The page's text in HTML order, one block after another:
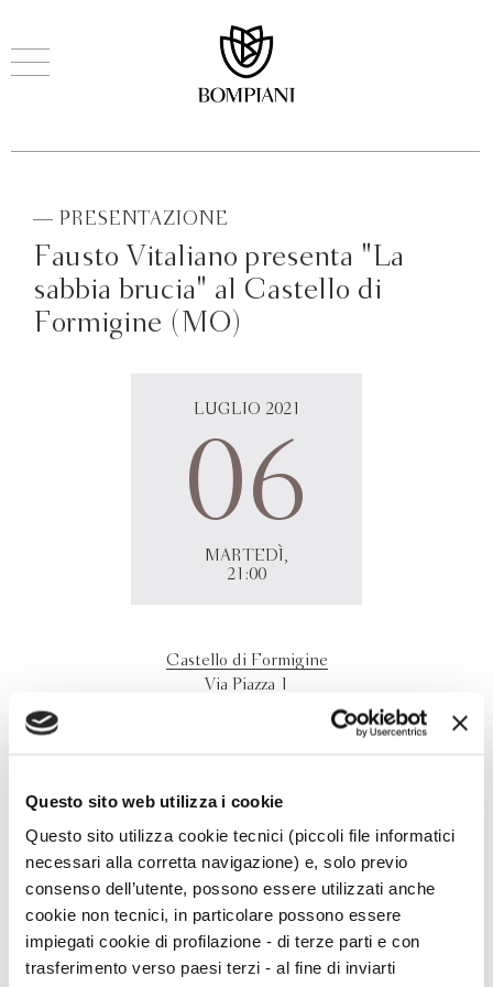
Questo sito web utilizza i cookie
Questo sito utilizza cookie tecnici (piccoli file informatici
necessari alla corretta navigazione) e, solo previo
consenso dell’utente, possono essere utilizzati anche
cookie non tecnici, in particolare possono essere
impiegati cookie di profilazione - di terze parti e con
trasferimento verso paesi terzi - al fine di inviarti
— PRESENTAZIONE
Fausto Vitaliano presenta "La
sabbia brucia" al Castello di
Formigine (MO)
LUGLIO 2021
06
MARTEDÌ,
21:00
Castello di Formigine
Via Piazza 1